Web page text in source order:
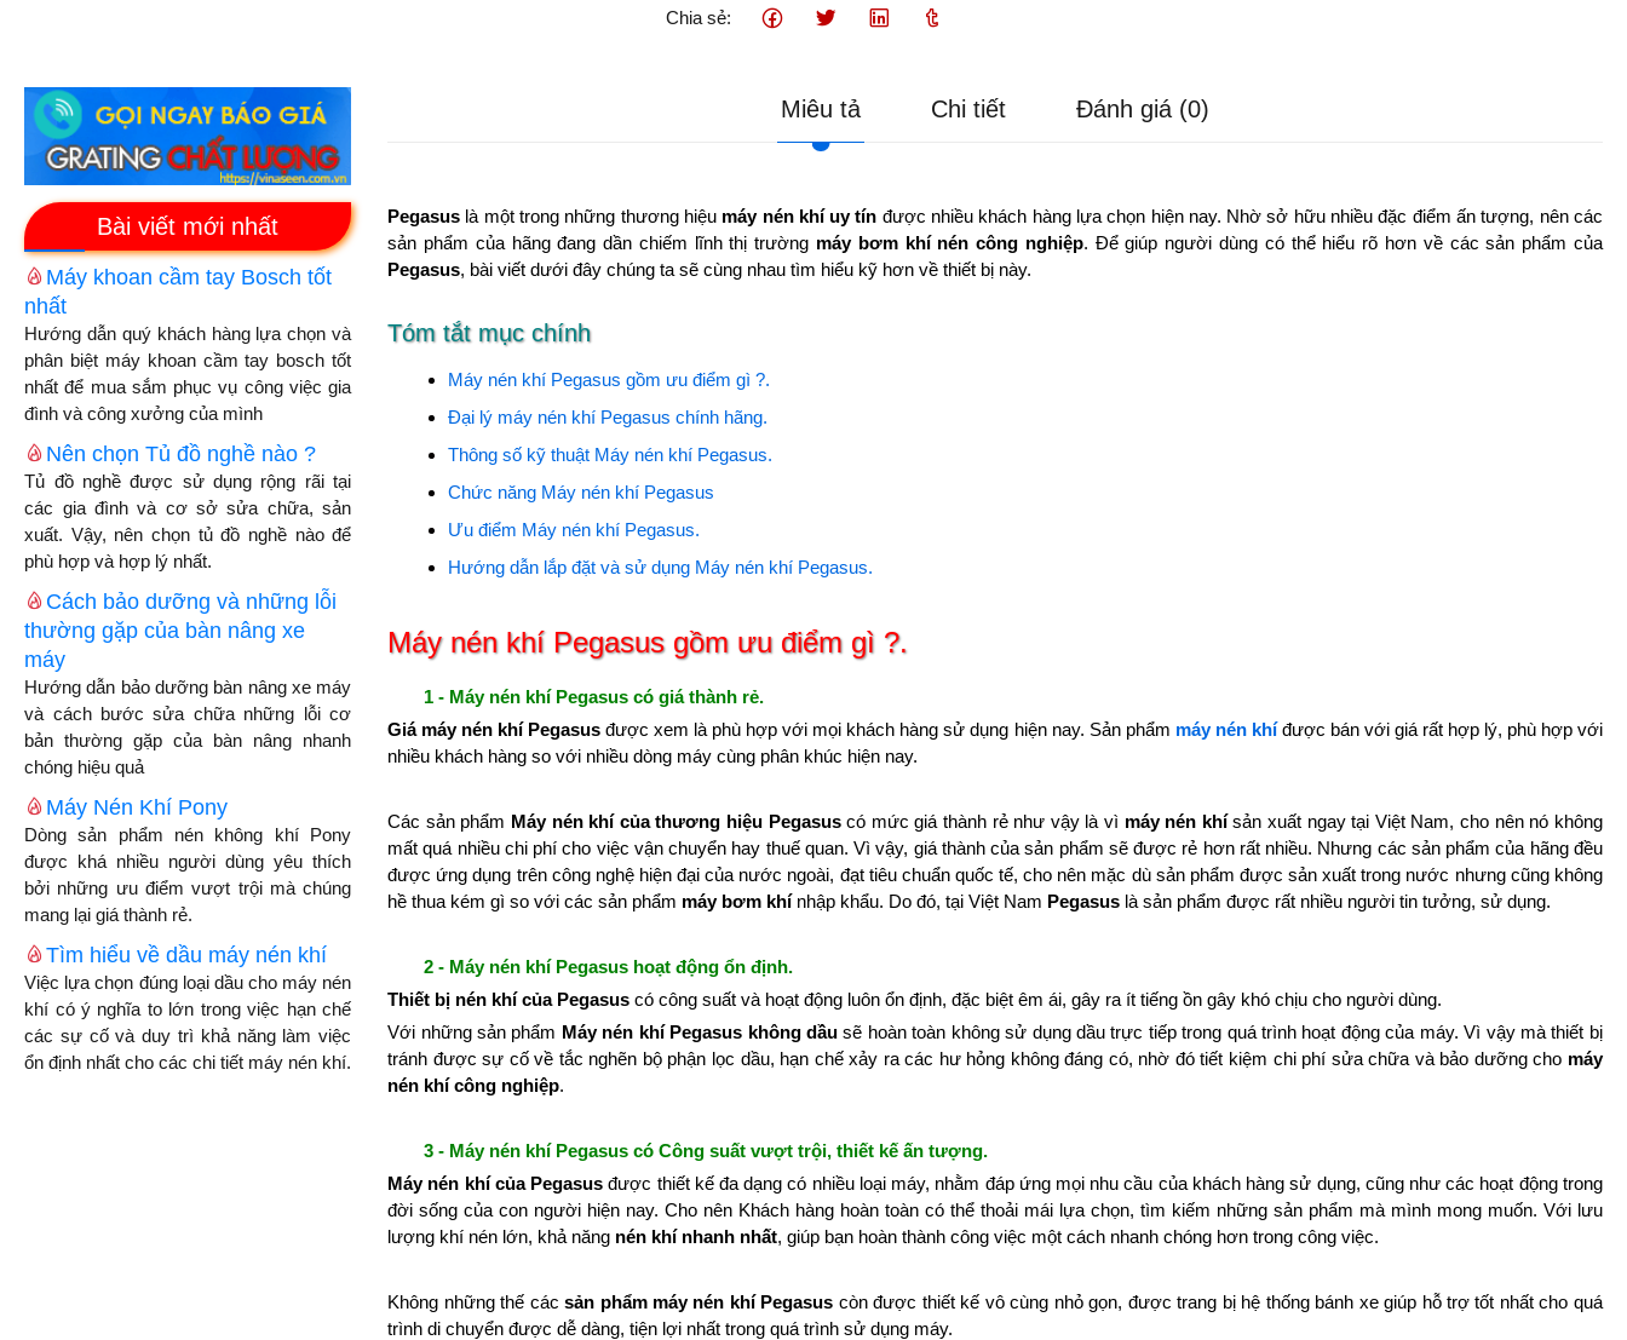
Chia sẻ:
Bài viết mới nhất
Máy khoan cầm tay Bosch tốt
nhất
Hướng dẫn quý khách hàng lựa chọn và
phân biệt máy khoan cầm tay bosch tốt
nhất để mua sắm phục vụ công việc gia
đình và công xưởng của mình
Nên chọn Tủ đồ nghề nào ?
Tủ đồ nghề được sử dụng rộng rãi tại
các gia đình và cơ sở sửa chữa, sản
xuất. Vậy, nên chọn tủ đồ nghề nào để
phù hợp và hợp lý nhất.
Cách bảo dưỡng và những lỗi
thường gặp của bàn nâng xe
máy
Hướng dẫn bảo dưỡng bàn nâng xe máy
và cách bước sửa chữa những lỗi cơ
bản thường gặp của bàn nâng nhanh
chóng hiệu quả
Máy Nén Khí Pony
Dòng sản phẩm nén không khí Pony
được khá nhiều người dùng yêu thích
bởi những ưu điểm vượt trội mà chúng
mang lại giá thành rẻ.
Tìm hiểu về dầu máy nén khí
Việc lựa chọn đúng loại dầu cho máy nén
khí có ý nghĩa to lớn trong việc hạn chế
các sự cố và duy trì khả năng làm việc
ổn định nhất cho các chi tiết máy nén khí.
Miêu tả Chi tiết Đánh giá (0)
Pegasus là một trong những thương hiệu máy nén khí uy tín được nhiều khách hàng lựa chọn hiện nay. Nhờ sở hữu nhiều đặc điểm ấn tượng, nên các
sản phẩm của hãng đang dần chiếm lĩnh thị trường máy bơm khí nén công nghiệp. Để giúp người dùng có thể hiểu rõ hơn về các sản phẩm của
Pegasus, bài viết dưới đây chúng ta sẽ cùng nhau tìm hiểu kỹ hơn về thiết bị này.
Tóm tắt mục chính
Máy nén khí Pegasus gồm ưu điểm gì ?.
Đại lý máy nén khí Pegasus chính hãng.
Thông số kỹ thuật Máy nén khí Pegasus.
Chức năng Máy nén khí Pegasus
Ưu điểm Máy nén khí Pegasus.
Hướng dẫn lắp đặt và sử dụng Máy nén khí Pegasus.
Máy nén khí Pegasus gồm ưu điểm gì ?.
1 - Máy nén khí Pegasus có giá thành rẻ.
Giá máy nén khí Pegasus được xem là phù hợp với mọi khách hàng sử dụng hiện nay. Sản phẩm máy nén khí được bán với giá rất hợp lý, phù hợp với
nhiều khách hàng so với nhiều dòng máy cùng phân khúc hiện nay.
Các sản phẩm Máy nén khí của thương hiệu Pegasuscó mức giá thành rẻ như vậy là vì máy nén khísản xuất ngay tại Việt Nam, cho nên nó không
mất quá nhiều chi phí cho việc vận chuyển hay thuế quan. Vì vậy, giá thành của sản phẩm sẽ được rẻ hơn rất nhiều. Nhưng các sản phẩm của hãng đều
được ứng dụng trên công nghệ hiện đại của nước ngoài, đạt tiêu chuẩn quốc tế, cho nên mặc dù sản phẩm được sản xuất trong nước nhưng cũng không
hề thua kém gì so với các sản phẩm máy bơm khínhập khẩu. Do đó, tại Việt Nam Pegasus là sản phẩm được rất nhiều người tin tưởng, sử dụng.
2 - Máy nén khí Pegasus hoạt động ổn định.
Thiết bị nén khí của Pegasus có công suất và hoạt động luôn ổn định, đặc biệt êm ái, gây ra ít tiếng ồn gây khó chịu cho người dùng.
Với những sản phẩm Máy nén khí Pegasus không dầusẽ hoàn toàn không sử dụng dầu trực tiếp trong quá trình hoạt động của máy. Vì vậy mà thiết bị
tránh được sự cố về tắc nghẽn bộ phận lọc dầu, hạn chế xảy ra các hư hỏng không đáng có, nhờ đó tiết kiệm chi phí sửa chữa và bảo dưỡng cho máy
nén khí công nghiệp.
3 - Máy nén khí Pegasus có Công suất vượt trội, thiết kế ấn tượng.
Máy nén khí của Pegasus được thiết kế đa dạng có nhiều loại máy, nhằm đáp ứng mọi nhu cầu của khách hàng sử dụng, cũng như các hoạt động trong
đời sống của con người hiện nay. Cho nên Khách hàng hoàn toàn có thể thoải mái lựa chọn, tìm kiếm những sản phẩm mà mình mong muốn. Với lưu
lượng khí nén lớn, khả năng nén khí nhanh nhất, giúp bạn hoàn thành công việc một cách nhanh chóng hơn trong công việc.
Không những thế cácsản phẩm máy nén khí Pegasus còn được thiết kế vô cùng nhỏ gọn, được trang bị hệ thống bánh xe giúp hỗ trợ tốt nhất cho quá
trình di chuyển được dễ dàng, tiện lợi nhất trong quá trình sử dụng máy.